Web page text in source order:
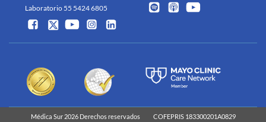
Laboratorio 55 5424 6805
Médica Sur 2026 Derechos reservados COFEPRIS 183300201A0829